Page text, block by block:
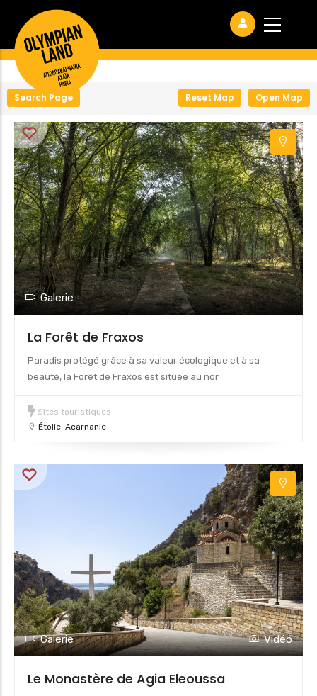
Search Page Reset Map Open Map
Galerie
La Forêt de Fraxos
Paradis protégé grâce à sa valeur écologique et à sa
beauté, la Forêt de Fraxos est située au nor
Sites touristiques
Étolie-Acarnanie
Galerie Vidéo
Le Monastère de Agia Eleoussa
+
−